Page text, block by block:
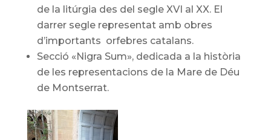
de la litúrgia des del segle XVI al XX. El
darrer segle representat amb obres
d’importants orfebres catalans.
Secció «Nigra Sum», dedicada a la història
de les representacions de la Mare de Déu
de Montserrat.